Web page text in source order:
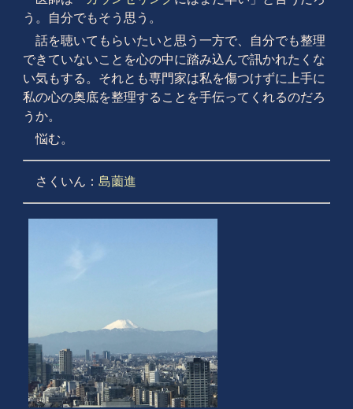
う。自分でもそう思う。
話を聴いてもらいたいと思う一方で、自分でも整理
できていないことを心の中に踏み込んで訊かれたくな
い気もする。それとも専門家は私を傷つけずに上手に
私の心の奥底を整理することを手伝ってくれるのだろ
うか。
悩む。
さくいん： 島薗進